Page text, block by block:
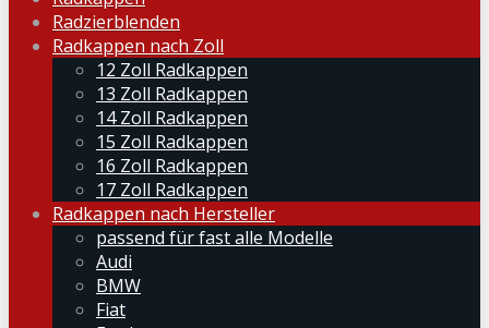
Radzierblenden
Radkappen nach Zoll
12 Zoll Radkappen
13 Zoll Radkappen
14 Zoll Radkappen
15 Zoll Radkappen
16 Zoll Radkappen
17 Zoll Radkappen
Radkappen nach Hersteller
passend für fast alle Modelle
Audi
BMW
Fiat